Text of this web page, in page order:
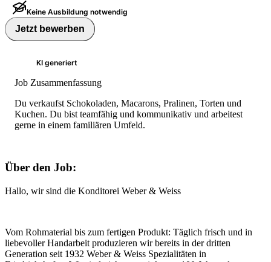
Keine Ausbildung notwendig
Jetzt bewerben
KI generiert
Job Zusammenfassung
Du verkaufst Schokoladen, Macarons, Pralinen, Torten und
Kuchen. Du bist teamfähig und kommunikativ und arbeitest
gerne in einem familiären Umfeld.
Über den Job:
Hallo, wir sind die Konditorei Weber & Weiss
Vom Rohmaterial bis zum fertigen Produkt: Täglich frisch und in
liebevoller Handarbeit produzieren wir bereits in der dritten
Generation seit 1932 Weber & Weiss Spezialitäten in